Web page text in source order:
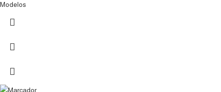
Modelos